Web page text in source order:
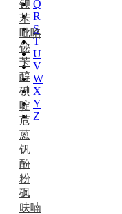
Q
R
S
T
U
V
W
X
Y
Z
钡
苯
吡咯
铋
苄
醇
碘
啶
苊
蒽
钒
酚
粉
砜
呋喃